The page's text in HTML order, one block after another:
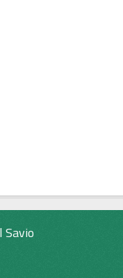
Savio